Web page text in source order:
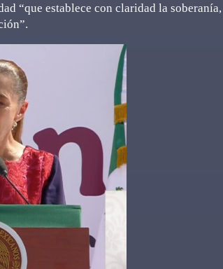
“que establece con claridad la soberanía,